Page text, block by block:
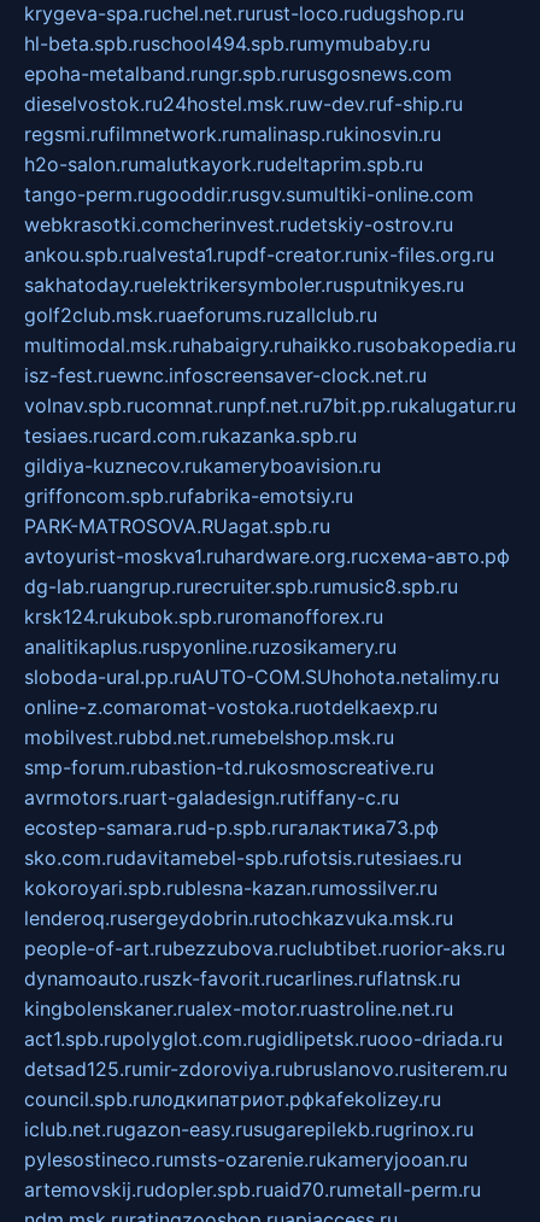
krygeva-spa.ruchel.net.rurust-loco.rudugshop.ru
hl-beta.spb.ruschool494.spb.rumymubaby.ru
epoha-metalband.rungr.spb.rurusgosnews.com
dieselvostok.ru24hostel.msk.ruw-dev.ruf-ship.ru
regsmi.rufilmnetwork.rumalinasp.rukinosvin.ru
h2o-salon.rumalutkayork.rudeltaprim.spb.ru
tango-perm.rugooddir.rusgv.sumultiki-online.com
webkrasotki.comcherinvest.rudetskiy-ostrov.ru
ankou.spb.rualvesta1.rupdf-creator.runix-files.org.ru
sakhatoday.ruelektrikersymboler.rusputnikyes.ru
golf2club.msk.ruaeforums.ruzallclub.ru
multimodal.msk.ruhabaigry.ruhaikko.rusobakopedia.ru
isz-fest.ruewnc.infoscreensaver-clock.net.ru
volnav.spb.rucomnat.runpf.net.ru7bit.pp.rukalugatur.ru
tesiaes.rucard.com.rukazanka.spb.ru
gildiya-kuznecov.rukameryboavision.ru
griffoncom.spb.rufabrika-emotsiy.ru
PARK-MATROSOVA.RUagat.spb.ru
avtoyurist-moskva1.ruhardware.org.ruсхема-авто.рф
dg-lab.ruangrup.rurecruiter.spb.rumusic8.spb.ru
krsk124.rukubok.spb.ruromanofforex.ru
analitikaplus.ruspyonline.ruzosikamery.ru
sloboda-ural.pp.ruAUTO-COM.SUhohota.netalimy.ru
online-z.comaromat-vostoka.ruotdelkaexp.ru
mobilvest.rubbd.net.rumebelshop.msk.ru
smp-forum.rubastion-td.rukosmoscreative.ru
avrmotors.ruart-galadesign.rutiffany-c.ru
ecostep-samara.rud-p.spb.ruгалактика73.рф
sko.com.rudavitamebel-spb.rufotsis.rutesiaes.ru
kokoroyari.spb.rublesna-kazan.rumossilver.ru
lenderoq.rusergeydobrin.rutochkazvuka.msk.ru
people-of-art.rubezzubova.ruclubtibet.ruorior-aks.ru
dynamoauto.ruszk-favorit.rucarlines.ruflatnsk.ru
kingbolenskaner.rualex-motor.ruastroline.net.ru
act1.spb.rupolyglot.com.rugidlipetsk.ruooo-driada.ru
detsad125.rumir-zdoroviya.rubruslanovo.rusiterem.ru
council.spb.ruлодкипатриот.рфkafekolizey.ru
iclub.net.rugazon-easy.rusugarepilekb.rugrinox.ru
pylesostineco.rumsts-ozarenie.rukameryjooan.ru
artemovskij.rudopler.spb.ruaid70.rumetall-perm.ru